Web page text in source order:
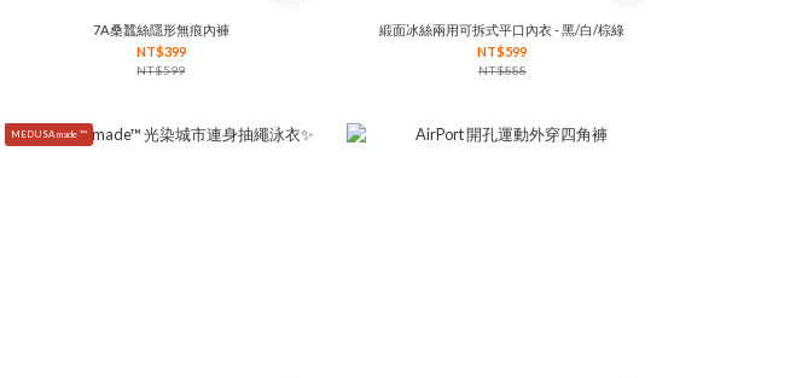
7A桑蠶絲隱形無痕內褲
NT$399
NT$599
緞面冰絲兩用可拆式平口內衣 - 黑/白/棕綠
NT$599
NT$888
MEDUSA made ™